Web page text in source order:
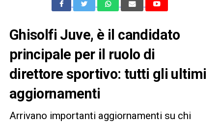
Ghisolfi Juve, è il candidato
principale per il ruolo di
direttore sportivo: tutti gli ultimi
aggiornamenti
Arrivano importanti aggiornamenti su chi